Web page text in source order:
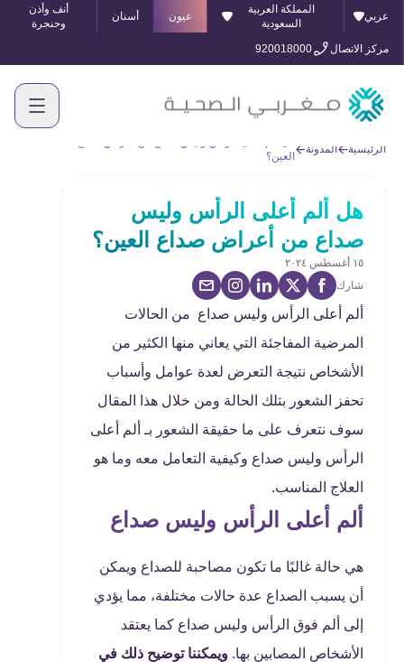
عربي
المملكة العربية
السعودية
عيون أسنان
أنف وأذن
وحنجرة
مركز الاتصال
920018000
الرئيسية المدونة
العين؟
هل ألم أعلى الرأس وليس
صداع من أعراض صداع العين؟
١٥ أغسطس ٢٠٢٤
شارك
ألم أعلى الرأس وليس صداع من الحالات
المرضية المفاجئة التي يعاني منها الكثير من
الأشخاص نتيجة التعرض لعدة عوامل وأسباب
تحفز الشعور بتلك الحالة ومن خلال هذا المقال
سوف نتعرف على ما حقيقة الشعور بـ ألم أعلى
الرأس وليس صداع وكيفية التعامل معه وما هو
العلاج المناسب.
ألم أعلى الرأس وليس صداع
هي حالة غالبًا ما تكون مصاحبة للصداع ويمكن
أن يسبب الصداع عدة حالات مختلفة، مما يؤدي
إلى ألم فوق الرأس وليس صداع كما يعتقد
الأشخاص المصابين بها. ويمكننا توضيح ذلك في